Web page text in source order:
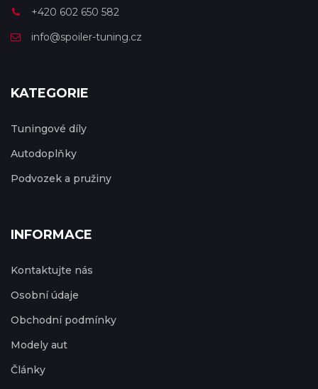
+420 602 650 582
info@spoiler-tuning.cz
KATEGORIE
Tuningové díly
Autodoplňky
Podvozek a pružiny
INFORMACE
Kontaktujte nás
Osobní údaje
Obchodní podmínky
Modely aut
Články